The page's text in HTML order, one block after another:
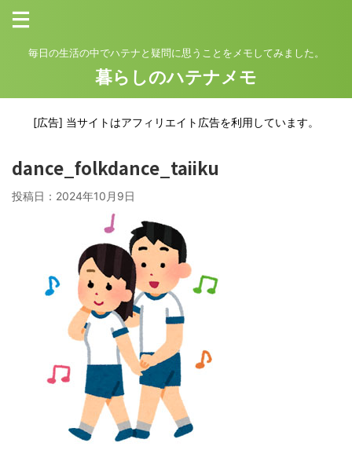
毎日の生活の中でハテナと疑問に思うことをメモしてみました。
暮らしのハテナメモ
[広告] 当サイトはアフィリエイト広告を利用しています。
dance_folkdance_taiiku
投稿日： 2024年10月9日